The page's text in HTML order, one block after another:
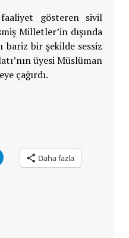
gösteren sivil
Milletler’in dışında
bariz bir şekilde sessiz
üyesi Müslüman
çağırdı.
Daha fazla